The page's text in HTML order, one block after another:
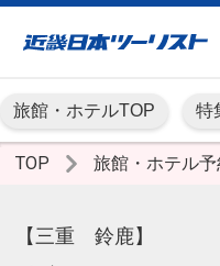
旅館・ホテルTOP 特
TOP 旅館・ホテル予
【三重 鈴鹿】